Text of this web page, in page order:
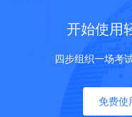
开始使用
四步组织一场考
免费使